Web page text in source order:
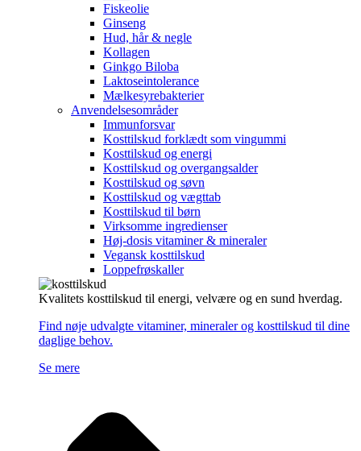
Fiskeolie
Ginseng
Hud, hår & negle
Kollagen
Ginkgo Biloba
Laktoseintolerance
Mælkesyrebakterier
Anvendelsesområder
Immunforsvar
Kosttilskud forklædt som vingummi
Kosttilskud og energi
Kosttilskud og overgangsalder
Kosttilskud og søvn
Kosttilskud og vægttab
Kosttilskud til børn
Virksomme ingredienser
Høj-dosis vitaminer & mineraler
Vegansk kosttilskud
Loppefrøskaller
Kvalitets kosttilskud til energi, velvære og en sund hverdag.
Find nøje udvalgte vitaminer, mineraler og kosttilskud til dine
daglige behov.
Se mere